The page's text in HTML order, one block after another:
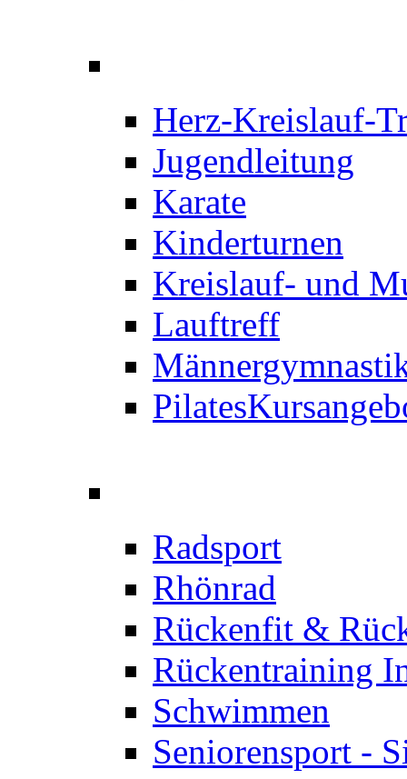
Herz-Kreislauf-
Jugendleitung
Karate
Kinderturnen
Kreislauf- und
Lauftreff
Pilates
Radsport
Rhönrad
Rückenfit &
Rückentraining
Schwimmen
Seniorensport -